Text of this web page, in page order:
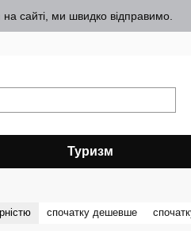
на сайті, ми швидко відправимо.
Туризм
спочатку дешевше